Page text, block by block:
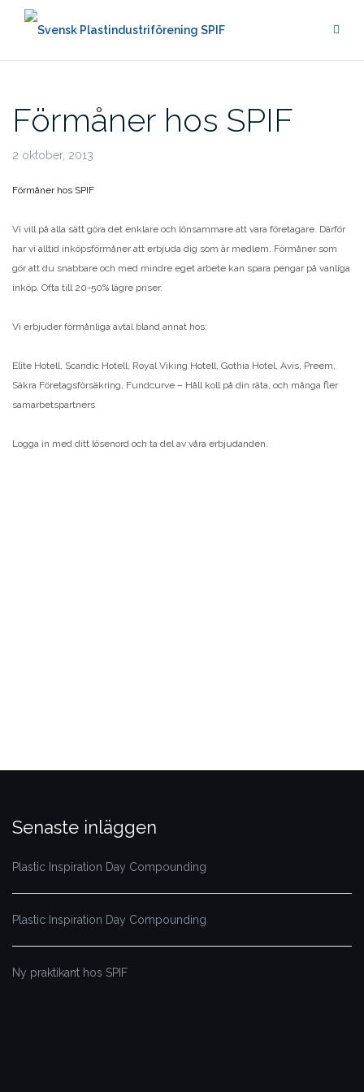
Hoppa
Förmåner hos SPIF
2 oktober, 2013
Förmåner hos SPIF
Vi vill på alla sätt göra det enklare och lönsammare att vara företagare. Därför
har vi alltid inköpsförmåner att erbjuda dig som är medlem. Förmåner som
gör att du snabbare och med mindre eget arbete kan spara pengar på vanliga
inköp. Ofta till 20-50% lägre priser.
Vi erbjuder förmånliga avtal bland annat hos:
Elite Hotell, Scandic Hotell, Royal Viking Hotell, Gothia Hotel, Avis, Preem,
Säkra Företagsförsäkring, Fundcurve – Håll koll på din räta, och många fler
samarbetspartners
Logga in med ditt lösenord och ta del av våra erbjudanden.
Senaste inläggen
Plastic Inspiration Day Compounding
Plastic Inspiration Day Compounding
Ny praktikant hos SPIF